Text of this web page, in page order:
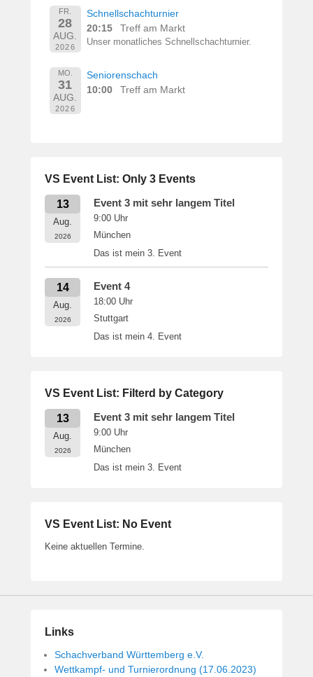
FR.
28
AUG.
2026
Schnellschachturnier
20:15
Treff am Markt
Unser monatliches Schnellschachturnier.
MO.
31
AUG.
2026
Seniorenschach
10:00
Treff am Markt
VS Event List: Only 3 Events
13
Aug.
2026
Event 3 mit sehr langem Titel
9:00 Uhr
München
Das ist mein 3. Event
14
Aug.
2026
Event 4
18:00 Uhr
Stuttgart
Das ist mein 4. Event
VS Event List: Filterd by Category
13
Aug.
2026
Event 3 mit sehr langem Titel
9:00 Uhr
München
Das ist mein 3. Event
VS Event List: No Event
Keine aktuellen Termine.
Links
Schachverband Württemberg e.V.
Wettkampf- und Turnierordnung (17.06.2023)